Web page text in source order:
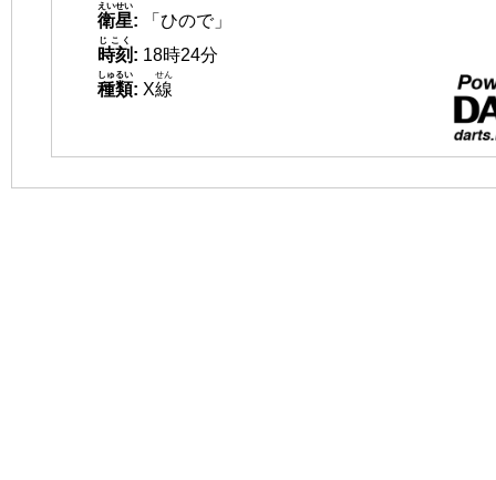
衛星
えいせい
:
「ひので」
時刻
じこく
: 18時24分
種類
しゅるい
: X線
せん